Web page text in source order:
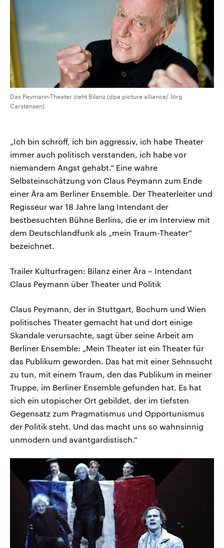
Das Peymann-Theater zieht Bilanz (dpa picture alliance/ Jörg
Carstensen)
„Ich bin schroff, ich bin aggressiv, ich habe Theater
immer auch politisch verstanden, ich habe vor
niemandem Angst gehabt.“ Eine wahre
Selbsteinschätzung von Claus Peymann zum Ende
einer Ära am Berliner Ensemble. Der Theaterleiter und
Regisseur war 18 Jahre lang Intendant der
bestbesuchten Bühne Berlins, die er im Interview mit
dem Deutschlandfunk als „mein Traum-Theater“
bezeichnet.
Trailer Kulturfragen: Bilanz einer Ära – Intendant
Claus Peymann über Theater und Politik
Claus Peymann, der in Stuttgart, Bochum und Wien
politisches Theater gemacht hat und dort einige
Skandale verursachte, sagt über seine Arbeit am
Berliner Ensemble: „Mein Theater ist ein Theater für
das Publikum geworden. Das hat mit einer Sehnsucht
zu tun, mit einem Traum, den das Publikum in meiner
Truppe, im Berliner Ensemble gefunden hat. Es hat
sich ein utopischer Ort gebildet, der im tiefsten
Gegensatz zum Pragmatismus und Opportunismus
der Politik steht. Und das macht uns so wahnsinnig
unmodern und avantgardistisch.“